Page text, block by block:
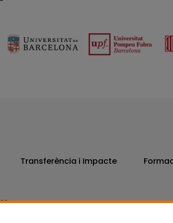
Transferència i Impacte